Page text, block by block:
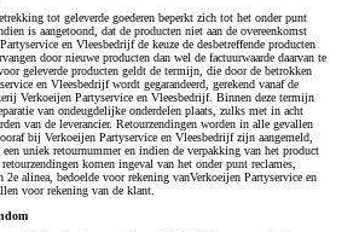
tot geleverde goederen beperkt zich tot het onder punt
is aangetoond, dat de producten niet aan de overeenkomst
en Vleesbedrijf de keuze de desbetreffende producten
door nieuwe producten dan wel de factuurwaarde daarvan te
geleverde producten geldt de termijn, die door de betrokken
en Vleesbedrijf wordt gegarandeerd, gerekend vanaf de
Verkoeijen Partyservice en Vleesbedrijf. Binnen deze termijn
van ondeugdelijke onderdelen plaats, zulks met in acht
van de leverancier. Retourzendingen worden in alle gevallen
bij Verkoeijen Partyservice en Vleesbedrijf zijn aangemeld,
uniek retournummer en indien de verpakking van het product
komen ingeval van het onder punt reclames,
2e alinea, bedoelde voor rekening vanVerkoeijen Partyservice en
voor rekening van de klant.